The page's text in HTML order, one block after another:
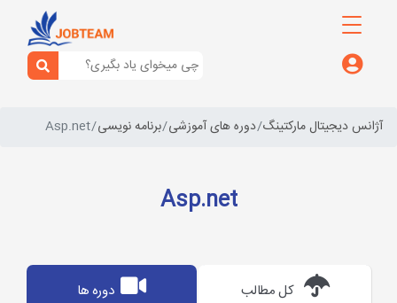
آژانس دیجیتال مارکتینگ دوره های آموزشی برنامه نویسی Asp.net
Asp.net
کل مطالب دوره ها